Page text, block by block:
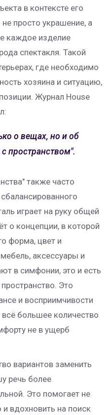
в контексте его
просто украшение, а
каждое изделие
спектакля. Такой
где необходимо
хозяина и ситуацию,
Журнал House
о вещах, но и об
пространством".
также часто
играет на руку общей
о концепции, в которой
форма, цвет и
аксессуары и
в симфонии, это и есть
Это
и восприимчивости
всё большее количество
не в ущерб
вариантов заменить
речь более
Это помогает не
вдохновить на поиск